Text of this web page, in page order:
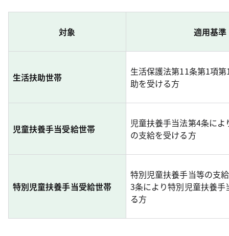
対象 適用基準
生活扶助世帯
生活保護法第11条第1項
助を受ける方
児童扶養手当受給世帯
児童扶養手当法第4条に
の支給を受ける方
特別児童扶養手当受給世帯
特別児童扶養手当等の支
3条により特別児童扶養手
る方